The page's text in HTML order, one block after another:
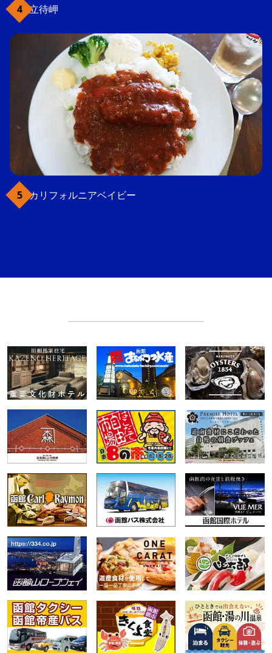
立待岬
カリフォルニアベイビー